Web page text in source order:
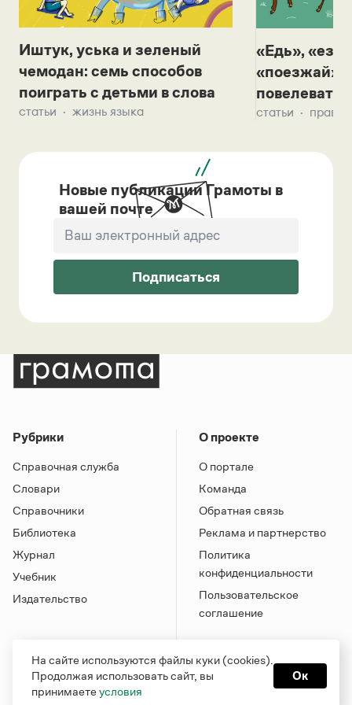
Иштук, уська и зеленый
чемодан: семь способов
поиграть с детьми в слова
статьи жизнь языка
«Едь»,
«поезжай»?
повелевать
статьи
Новые публикации Грамоты в
вашей почте
Подписаться
Рубрики
Справочная служба
Словари
Справочники
Библиотека
Журнал
Учебник
Издательство
О проекте
О портале
Команда
Обратная связь
Реклама и партнерство
Политика
конфиденциальности
Пользовательское
соглашение
На сайте используются файлы куки (cookies).
Продолжая использовать сайт, вы
принимаетеусловия
Ок